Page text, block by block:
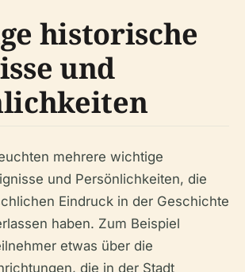
historische
und
mehrere wichtige
und Persönlichkeiten, die
Eindruck in der Geschichte
haben. Zum Beispiel
etwas über die
die in der Stadt